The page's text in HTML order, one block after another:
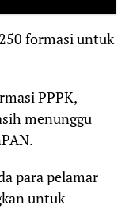
formasi untuk
PPPK,
menunggu
para pelamar
untuk